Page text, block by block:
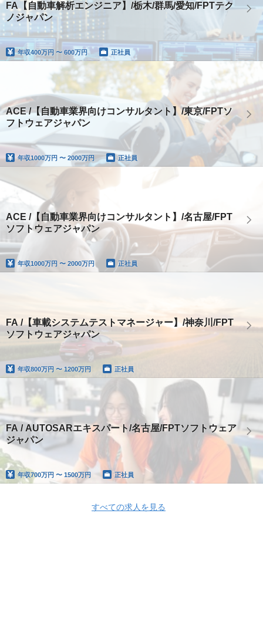
FA【自動車解析エンジニア】/栃木/群馬/愛知/FPTテク
ノジャパン
年収400万円 〜 600万円 正社員
ACE /【自動車業界向けコンサルタント】/東京/FPTソ
フトウェアジャパン
年収1000万円 〜 2000万円 正社員
ACE /【自動車業界向けコンサルタント】/名古屋/FPT
ソフトウェアジャパン
年収1000万円 〜 2000万円 正社員
FA /【車載システムテストマネージャー】/神奈川/FPT
ソフトウェアジャパン
年収800万円 〜 1200万円 正社員
FA / AUTOSARエキスパート/名古屋/FPTソフトウェア
ジャパン
年収700万円 〜 1500万円 正社員
すべての求人を見る